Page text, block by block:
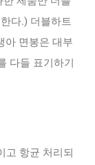
다.) 더블하트
아 면봉은 대부
다들 표기하기
고 항균 처리되